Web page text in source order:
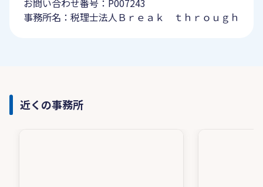
お問い合わせ番号：P007243
事務所名：税理士法人Ｂｒｅａｋ ｔｈｒｏｕｇｈ
近くの事務所